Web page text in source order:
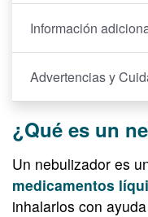
Información
Advertencias y
¿Qué es un
Un nebulizador es
medicamentos
inhalarlos con